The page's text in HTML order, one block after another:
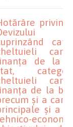
privind
de la
de la
și a
și a